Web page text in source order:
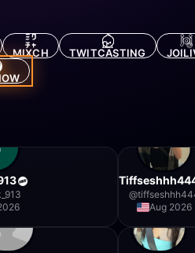
MIXCH TWITCASTING
@
Aug 2026